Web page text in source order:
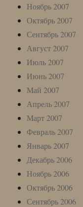
Ноябрь 2007
Октябрь 2007
Сентябрь 2007
Август 2007
Июль 2007
Июнь 2007
Май 2007
Апрель 2007
Март 2007
Февраль 2007
Январь 2007
Декабрь 2006
Ноябрь 2006
Октябрь 2006
Сентябрь 2006